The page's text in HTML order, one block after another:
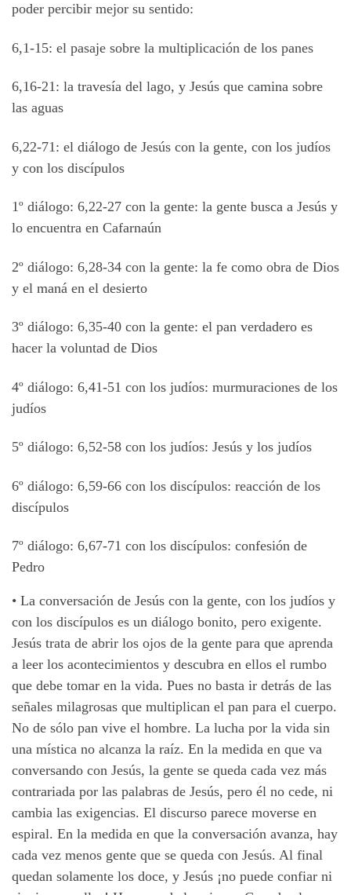
poder percibir mejor su sentido:
6,1-15: el pasaje sobre la multiplicación de los panes
6,16-21: la travesía del lago, y Jesús que camina sobre
las aguas
6,22-71: el diálogo de Jesús con la gente, con los judíos
y con los discípulos
1º diálogo: 6,22-27 con la gente: la gente busca a Jesús y
lo encuentra en Cafarnaún
2º diálogo: 6,28-34 con la gente: la fe como obra de Dios
y el maná en el desierto
3º diálogo: 6,35-40 con la gente: el pan verdadero es
hacer la voluntad de Dios
4º diálogo: 6,41-51 con los judíos: murmuraciones de los
judíos
5º diálogo: 6,52-58 con los judíos: Jesús y los judíos
6º diálogo: 6,59-66 con los discípulos: reacción de los
discípulos
7º diálogo: 6,67-71 con los discípulos: confesión de
Pedro
• La conversación de Jesús con la gente, con los judíos y
con los discípulos es un diálogo bonito, pero exigente.
Jesús trata de abrir los ojos de la gente para que aprenda
a leer los acontecimientos y descubra en ellos el rumbo
que debe tomar en la vida. Pues no basta ir detrás de las
señales milagrosas que multiplican el pan para el cuerpo.
No de sólo pan vive el hombre. La lucha por la vida sin
una mística no alcanza la raíz. En la medida en que va
conversando con Jesús, la gente se queda cada vez más
contrariada por las palabras de Jesús, pero él no cede, ni
cambia las exigencias. El discurso parece moverse en
espiral. En la medida en que la conversación avanza, hay
cada vez menos gente que se queda con Jesús. Al final
quedan solamente los doce, y Jesús ¡no puede confiar ni